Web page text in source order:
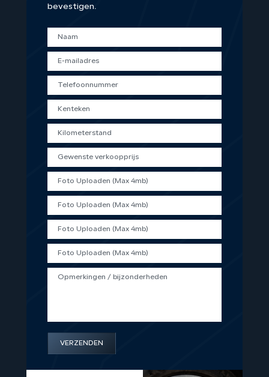
bevestigen.
Foto Uploaden (Max 4mb)
Foto Uploaden (Max 4mb)
Foto Uploaden (Max 4mb)
Foto Uploaden (Max 4mb)
VERZENDEN